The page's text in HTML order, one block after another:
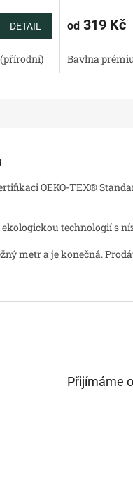
DETAIL od319 Kč
Bavlna
OEKO-TEX®
technologií s
metr a je konečná.
Přijímáme